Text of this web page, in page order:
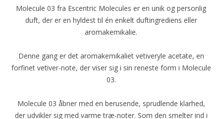
Molecule 03 fra Escentric Molecules er en unik og personlig
duft, der er en hyldest til én enkelt duftingrediens eller
aromakemikalie.
Denne gang er det aromakemikaliet vetiveryle acetate, en
forfinet vetiver-note, der viser sig i sin reneste form i Molecule
03.
Molecule 03 åbner med en berusende, sprudlende klarhed,
der udvikler sig med varme træ-noter. Som den smelter ind i